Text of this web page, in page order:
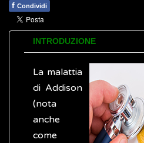
f Condividi
INTRODUZIONE
La malattia
di Addison
(nota
anche
come